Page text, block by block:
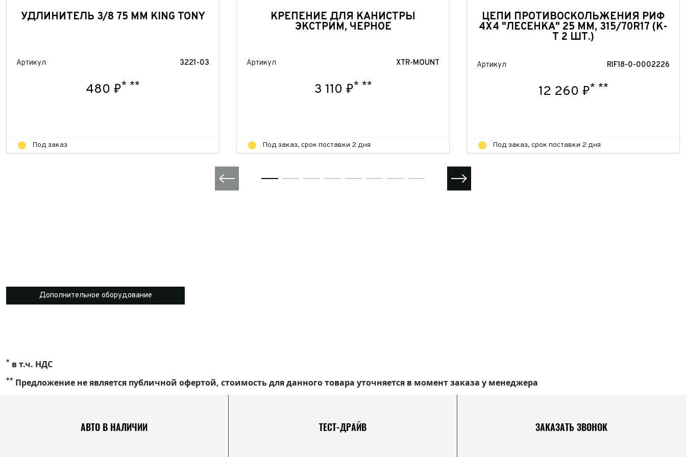
УДЛИНИТЕЛЬ 3/8 75 ММ KING TONY
Артикул 3221-03
480 ₽* **
Под заказ
КРЕПЕНИЕ ДЛЯ КАНИСТРЫ
ЭКСТРИМ, ЧЕРНОЕ
Артикул XTR-MOUNT
3 110 ₽* **
Под заказ, срок поставки 2 дня
ЦЕПИ ПРОТИВОСКОЛЬЖЕНИЯ РИФ
4Х4 "ЛЕСЕНКА" 25 ММ, 315/70R17 (К-
Т 2 ШТ.)
Артикул RIF18-0-0002226
12 260 ₽* **
Под заказ, срок поставки 2 дня
Дополнительное оборудование
* в т.ч. НДС
** Предложение не является публичной офертой, стоимость для данного товара уточняется в момент заказа у менеджера
АВТО В НАЛИЧИИ ТЕСТ-ДРАЙВ ЗАКАЗАТЬ ЗВОНОК
Отправить